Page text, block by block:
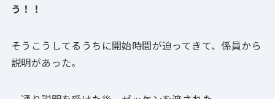
う！！
そうこうしてるうちに開始時間が迫ってきて、係員から
説明があった。